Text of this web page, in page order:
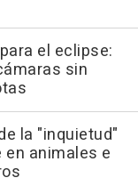
el eclipse:
sin
la "inquietud"
animales e